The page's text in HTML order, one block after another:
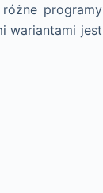
programy
wariantami jest